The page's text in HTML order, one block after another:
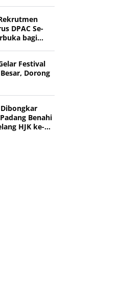
DPAC Se-
bagi
Festival
Dorong
Benahi
HJK ke-